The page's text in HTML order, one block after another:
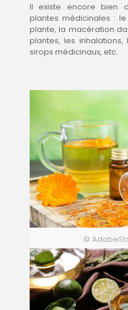
Il existe encore bien
plantes médicinales :
plante, la macération
plantes, les inhalations,
sirops médicinaux, etc.
©